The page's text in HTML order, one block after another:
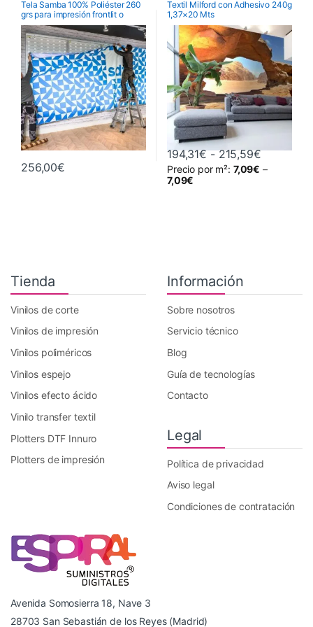
Telas Frontlit para Sublimación
Telas Para Ecosolventes, Látex y
UV
,
Telas para Sublimación Látex y
UV
,
Telas y Sublimación,
Vinilos de Impresión para Pared
Alto Tack
Tela Samba 100% Poliéster 260
grs para impresión frontlit o
backlit
256,00€
Telas y Sublimación
Textil Milford con Adhesivo 240g
1,37×20 Mts
194,31€ - 215,59€Rango
Precio por m²: 7,09€ –
7,09€
Este producto tiene múltiples
Tienda
Vinilos de corte
Vinilos de impresión
Vinilos poliméricos
Vinilos espejo
Vinilos efecto ácido
Vinilo transfer textil
Plotters DTF Innuro
Plotters de impresión
Información
Sobre nosotros
Servicio técnico
Blog
Guía de tecnologías
Contacto
Legal
Política de privacidad
Aviso legal
Condiciones de contratación
Avenida Somosierra 18, Nave 3
28703 San Sebastián de los Reyes (Madrid)